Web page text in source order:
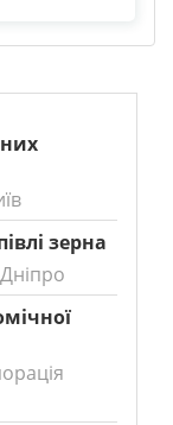
зерна